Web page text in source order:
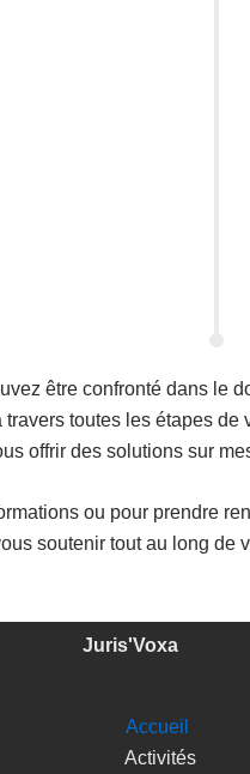
être confronté dans le
toutes les étapes
offrir des solutions sur
ou pour prendre
soutenir tout au long de
Juris'Voxa
Accueil
Activités